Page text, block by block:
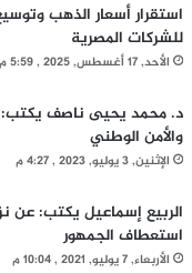
استقرار أسعار الذهب
للشركات المصرية
الأحد, 17 أغسطس, 2025 , 5:59 م
د. محمد يحيى ناصف يكتب:
والأمن الوطني
الإثنين, 3 يوليو, 2023 , 4:27 م
الربيع إسماعيل يكتب: عن
استعطاف الجمهور
الأربعاء, 7 يوليو, 2021 , 10:04 م